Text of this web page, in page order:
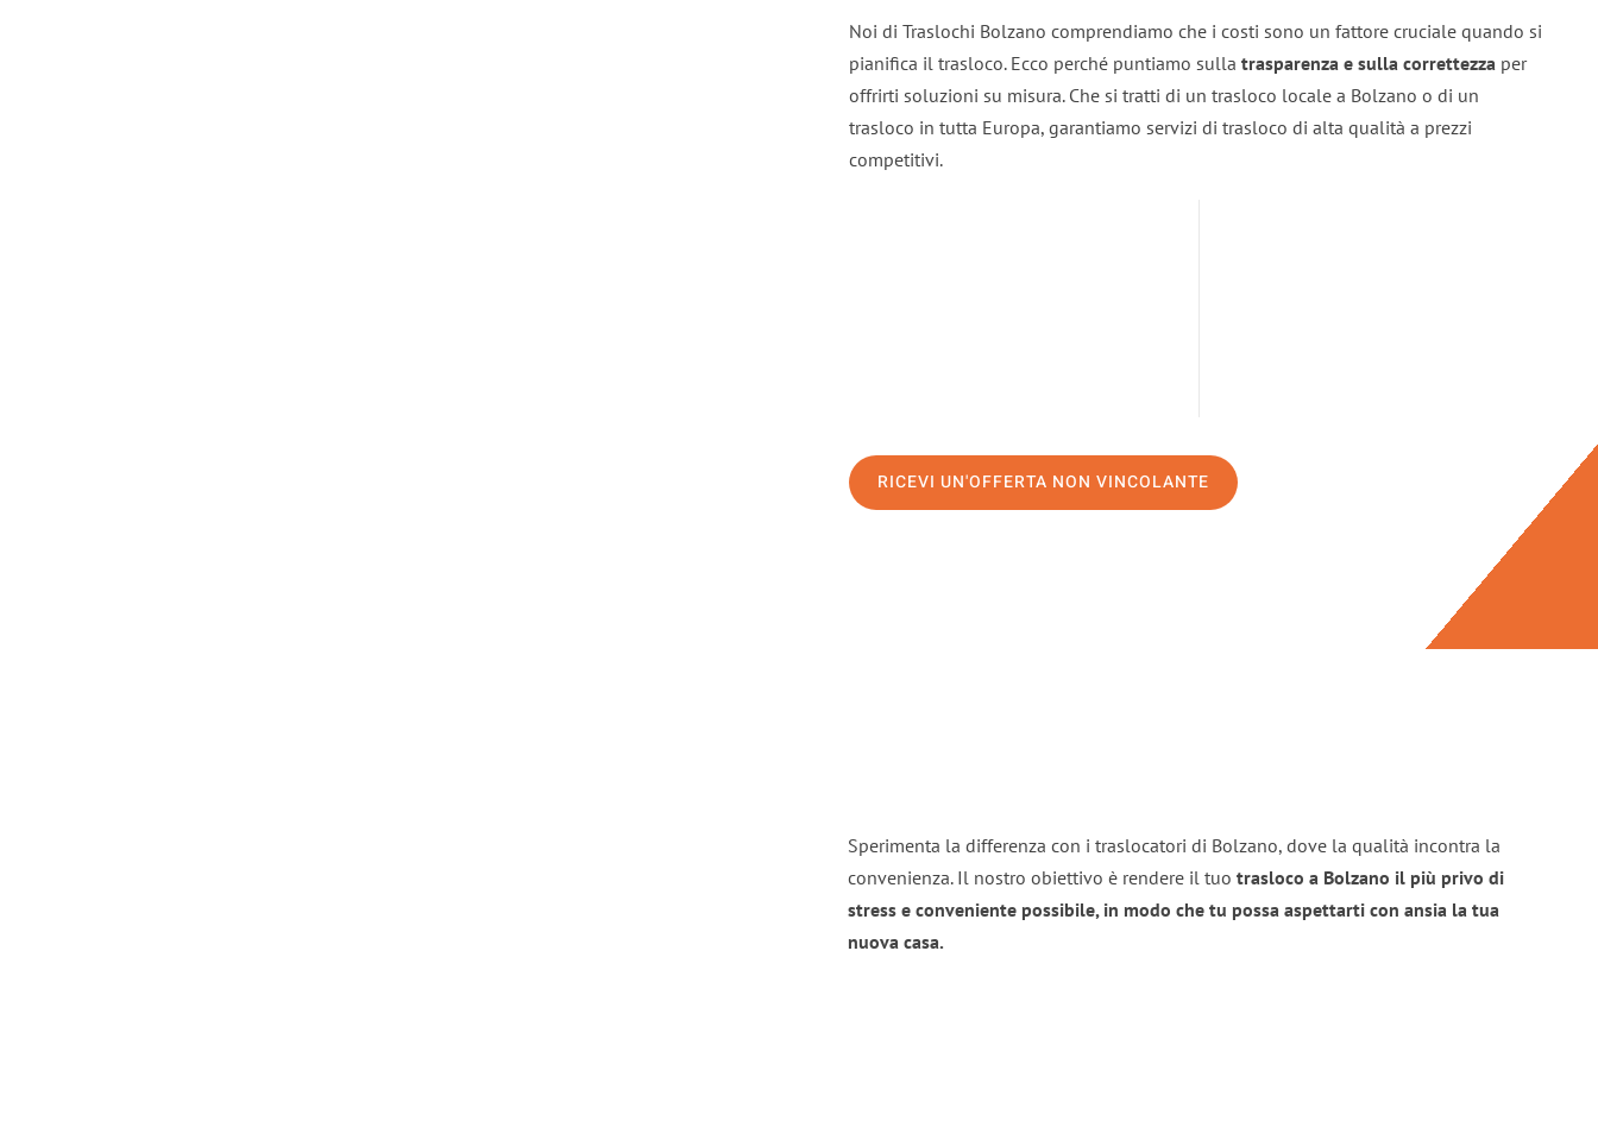
Noi di Traslochi Bolzano comprendiamo che i costi sono un fattore cruciale quando si
pianifica il trasloco. Ecco perché puntiamo sulla trasparenza e sulla correttezza per
offrirti soluzioni su misura. Che si tratti di un trasloco locale a Bolzano o di un
trasloco in tutta Europa, garantiamo servizi di trasloco di alta qualità a prezzi
competitivi.
RICEVI UN'OFFERTA NON VINCOLANTE
Sperimenta la differenza con i traslocatori di Bolzano, dove la qualità incontra la
convenienza. Il nostro obiettivo è rendere il tuo trasloco a Bolzano il più privo di
stress e conveniente possibile, in modo che tu possa aspettarti con ansia la tua
nuova casa.